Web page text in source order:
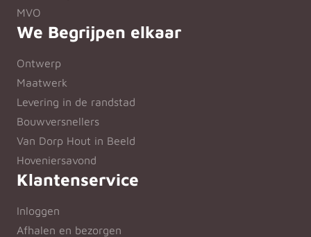
MVO
We Begrijpen elkaar
Ontwerp
Maatwerk
Levering in de randstad
Bouwversnellers
Van Dorp Hout in Beeld
Hoveniersavond
Klantenservice
Inloggen
Afhalen en bezorgen